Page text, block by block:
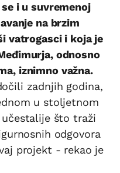
i u suvremenoj
na brzim
vatrogasci i koja je
odnosno
iznimno važna.
zadnjih godina,
u stoljetnom
što traži
odgovora
projekt - rekao je